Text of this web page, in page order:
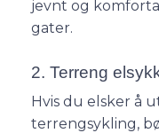
jevnt og
gater.
2. Terreng
Hvis du elsker å
terrengsykling,